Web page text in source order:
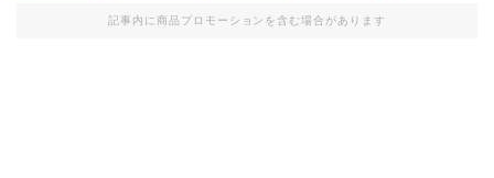
記事内に商品プロモーションを含む場合があります